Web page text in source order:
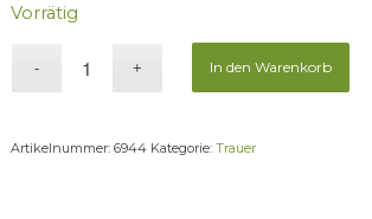
Vorrätig
In den Warenkorb
Artikelnummer:6944 Kategorie:Trauer